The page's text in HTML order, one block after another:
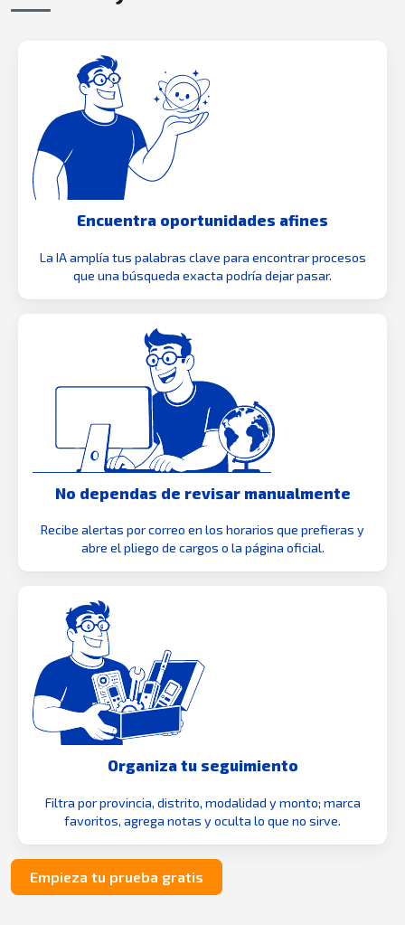
Encuentra oportunidades afines
La IA amplía tus palabras clave para encontrar procesos
que una búsqueda exacta podría dejar pasar.
No dependas de revisar manualmente
Recibe alertas por correo en los horarios que prefieras y
abre el pliego de cargos o la página oficial.
Organiza tu seguimiento
Filtra por provincia, distrito, modalidad y monto; marca
favoritos, agrega notas y oculta lo que no sirve.
Empieza tu prueba gratis